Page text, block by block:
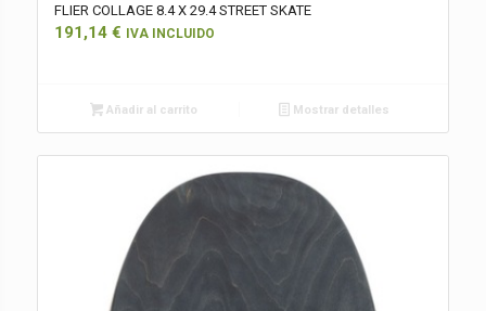
FLIER COLLAGE 8.4 X 29.4 STREET SKATE
191,14 € IVA INCLUIDO
Añadir al carrito Mostrar detalles